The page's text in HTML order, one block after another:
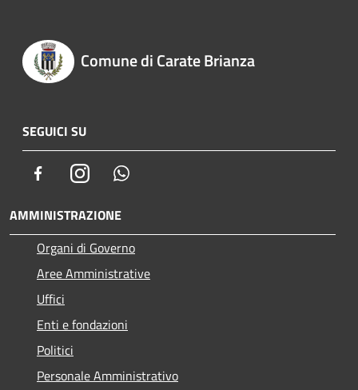
Comune di Carate Brianza
SEGUICI SU
FacebookInstagram
AMMINISTRAZIONE
Organi di Governo
Aree Amministrative
Uffici
Enti e fondazioni
Politici
Personale Amministrativo